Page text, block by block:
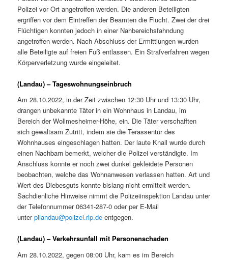
Polizei vor Ort angetroffen werden. Die anderen Beteiligten
ergriffen vor dem Eintreffen der Beamten die Flucht. Zwei der drei
Flüchtigen konnten jedoch in einer Nahbereichsfahndung
angetroffen werden. Nach Abschluss der Ermittlungen wurden
alle Beteiligte auf freien Fuß entlassen. Ein Strafverfahren wegen
Körperverletzung wurde eingeleitet.
(Landau) – Tageswohnungseinbruch
Am 28.10.2022, in der Zeit zwischen 12:30 Uhr und 13:30 Uhr,
drangen unbekannte Täter in ein Wohnhaus in Landau, im
Bereich der Wollmesheimer-Höhe, ein. Die Täter verschafften
sich gewaltsam Zutritt, indem sie die Terassentür des
Wohnhauses eingeschlagen hatten. Der laute Knall wurde durch
einen Nachbarn bemerkt, welcher die Polizei verständigte. Im
Anschluss konnte er noch zwei dunkel gekleidete Personen
beobachten, welche das Wohnanwesen verlassen hatten. Art und
Wert des Diebesguts konnte bislang nicht ermittelt werden.
Sachdienliche Hinweise nimmt die Polizeiinspektion Landau unter
der Telefonnummer 06341-287-0 oder per E-Mail
unterpilandau@polizei.rlp.de entgegen.
(Landau) – Verkehrsunfall mit Personenschaden
Am 28.10.2022, gegen 08:00 Uhr, kam es im Bereich